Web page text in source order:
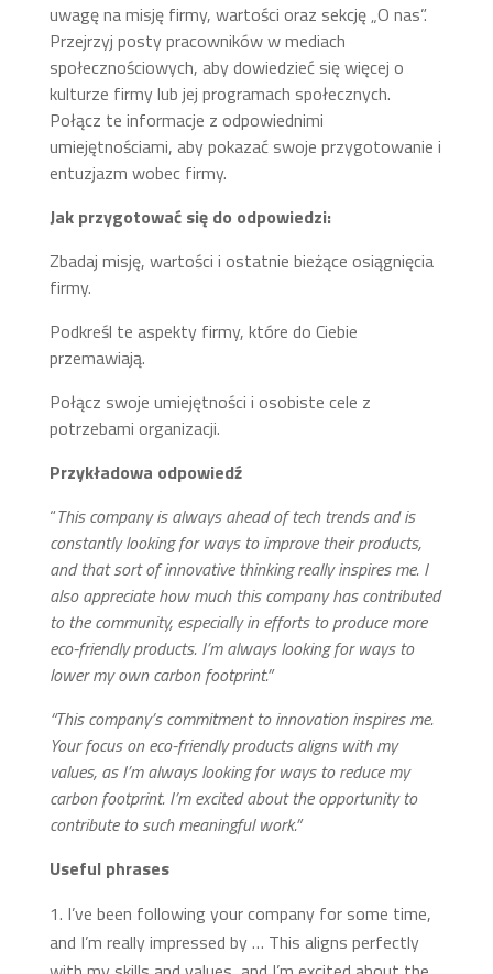
uwagę na misję firmy, wartości oraz sekcję „O nas”.
Przejrzyj posty pracowników w mediach
społecznościowych, aby dowiedzieć się więcej o
kulturze firmy lub jej programach społecznych.
Połącz te informacje z odpowiednimi
umiejętnościami, aby pokazać swoje przygotowanie i
entuzjazm wobec firmy.
Jak przygotować się do odpowiedzi:
Zbadaj misję, wartości i ostatnie bieżące osiągnięcia
firmy.
Podkreśl te aspekty firmy, które do Ciebie
przemawiają.
Połącz swoje umiejętności i osobiste cele z
potrzebami organizacji.
Przykładowa odpowiedź
“This company is always ahead of tech trends and is
constantly looking for ways to improve their products,
and that sort of innovative thinking really inspires me. I
also appreciate how much this company has contributed
to the community, especially in efforts to produce more
eco-friendly products. I’m always looking for ways to
lower my own carbon footprint.”
“This company’s commitment to innovation inspires me.
Your focus on eco-friendly products aligns with my
values, as I’m always looking for ways to reduce my
carbon footprint. I’m excited about the opportunity to
contribute to such meaningful work.”
Useful phrases
I’ve been following your company for some time,
and I’m really impressed by … This aligns perfectly